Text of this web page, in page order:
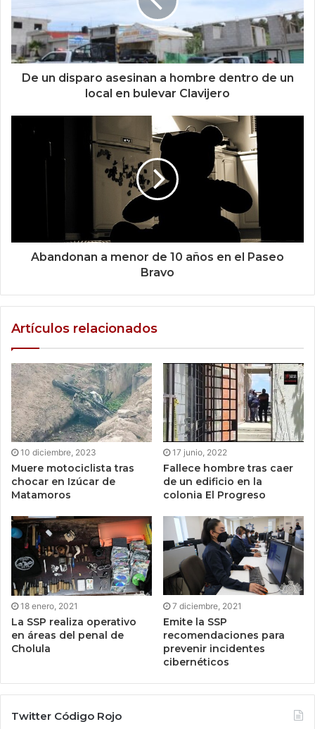
De un disparo asesinan a hombre dentro de un
local en bulevar Clavijero
Abandonan a menor de 10 años en el Paseo
Bravo
Artículos relacionados
10 diciembre, 2023
Muere motociclista tras
chocar en Izúcar de
Matamoros
17 junio, 2022
Fallece hombre tras caer
de un edificio en la
colonia El Progreso
18 enero, 2021
La SSP realiza operativo
en áreas del penal de
Cholula
7 diciembre, 2021
Emite la SSP
recomendaciones para
prevenir incidentes
cibernéticos
Twitter Código Rojo